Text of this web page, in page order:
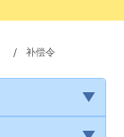
补偿令